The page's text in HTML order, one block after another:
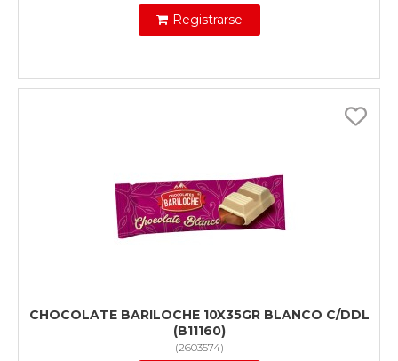
Registrarse
CHOCOLATE BARILOCHE 10X35GR BLANCO C/DDL
(B11160)
(2603574)